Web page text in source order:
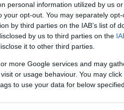
personal information utilized by us
opt-out. You may separately
by third parties on the IAB’s list of
by us to third parties on the
it to other third parties.
more Google services and may
or usage behaviour. You may
to use your data for below